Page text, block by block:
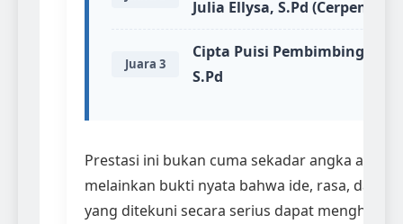
Julia Ellysa, S.Pd (Cerpen)
Juara 3
Cipta Puisi Pembimbing
S.Pd
Prestasi ini bukan cuma sekadar angka atau
melainkan bukti nyata bahwa ide, rasa, dan
yang ditekuni secara serius dapat